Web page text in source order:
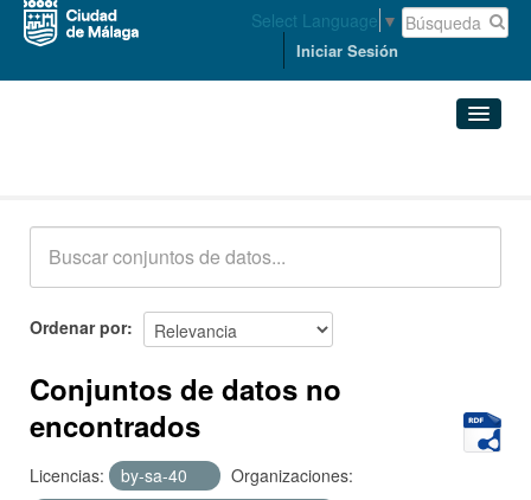
Select Language ▼
Iniciar Sesión
Acerca de
Ordenar por
Conjuntos de datos no
encontrados
Licencias: by-sa-40
Organizaciones: